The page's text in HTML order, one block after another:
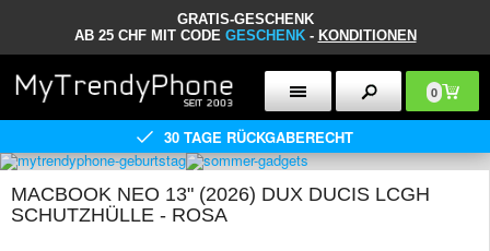
GRATIS-GESCHENK
AB 25 CHF MIT CODE GESCHENK- KONDITIONEN
0
30 TAGE RÜCKGABERECHT
MACBOOK NEO 13" (2026) DUX DUCIS LCGH
SCHUTZHÜLLE - ROSA